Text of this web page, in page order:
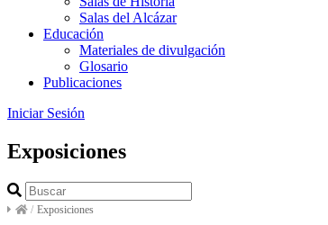
Salas del Alcázar
Educación
Materiales de divulgación
Glosario
Publicaciones
Iniciar Sesión
Exposiciones
/ Exposiciones